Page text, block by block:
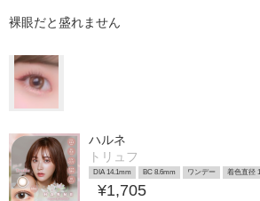
裸眼だと盛れません
ハルネ
トリュフ
DIA 14.1mm BC 8.6mm ワンデー 着色直径
¥1,705